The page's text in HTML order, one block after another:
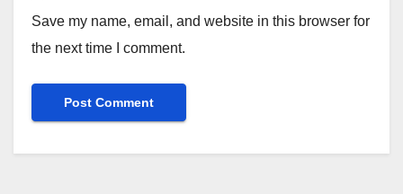
Save my name, email, and website in this browser for
the next time I comment.